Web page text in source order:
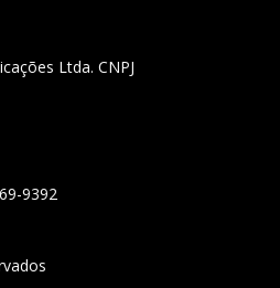
Ltda. CNPJ
9392